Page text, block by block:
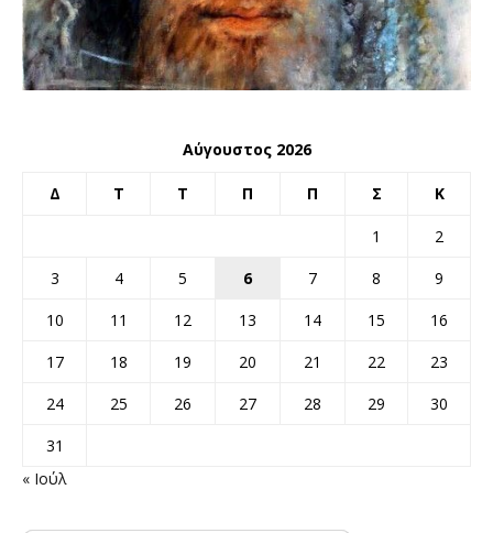
Αύγουστος 2026
Δ Τ Τ Π Π Σ Κ
1
2
3
4 5 6 7 8
9
10
11 12 13 14 15
16
17
18 19 20 21 22
23
24
25 26 27 28 29
30
31
« Ιούλ